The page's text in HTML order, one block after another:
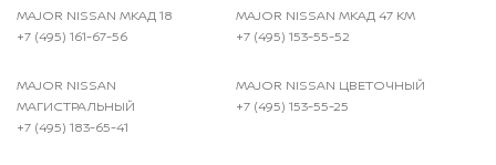
MAJOR NISSAN МКАД 18
+7 (495) 161-67-56
MAJOR NISSAN МКАД 47 КМ
+7 (495) 153-55-52
MAJOR NISSAN
МАГИСТРАЛЬНЫЙ
+7 (495) 183-65-41
MAJOR NISSAN ЦВЕТОЧНЫЙ
+7 (495) 153-55-25